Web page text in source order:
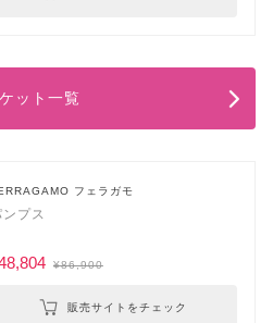
ット一覧
フェラガモ
ンプス
¥86,900
販売サイトをチェック